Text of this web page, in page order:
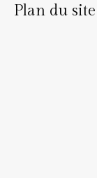
Plan du site